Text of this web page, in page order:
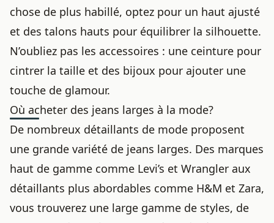
chose de plus habillé, optez pour un haut ajusté
et des talons hauts pour équilibrer la silhouette.
N’oubliez pas les accessoires : une ceinture pour
cintrer la taille et des bijoux pour ajouter une
touche de glamour.
Où acheter des jeans larges à la mode?
De nombreux détaillants de mode proposent
une grande variété de jeans larges. Des marques
haut de gamme comme Levi’s et Wrangler aux
détaillants plus abordables comme H&M et Zara,
vous trouverez une large gamme de styles, de